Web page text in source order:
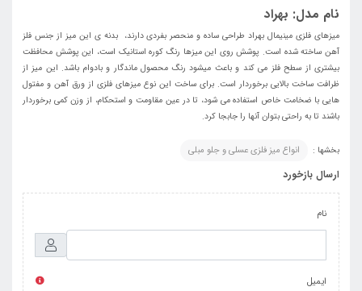
نام مدل: بهراد
میزهای فلزی مینیمال بهراد طراحی ساده و منحصر بفردی دارند، بدنه ی این میز از جنس فلز
آهن ساخته شده است. پوشش روی این میزها رنگ کوره استانیک است، این پوشش محافظت
بیشتری از سطح فلز می کند و باعث میشود رنگ محصول ماندگار و بادوام باشد. این میز از
ظرافت ساخت بالایی برخوردار است. برای ساخت این نوع میزهای فلزی از ورق آهن و مفتول
هایی با ضخامت خاص استفاده می شود، تا در عین مقاومت و استحکام، از وزن کمی برخوردار
باشند تا به راحتی بتوان آنها را جابجا کرد.
بخشها : انواع میز فلزی عسلی و جلو مبلی
ارسال بازخورد
نام
ایمیل